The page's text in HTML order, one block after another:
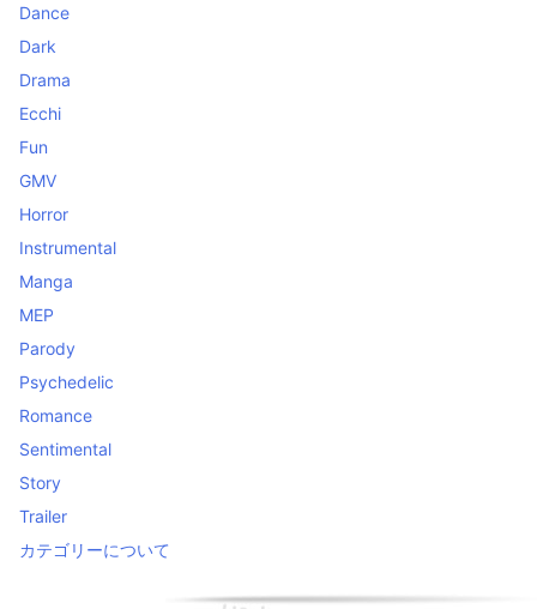
Dance
Dark
Drama
Ecchi
Fun
GMV
Horror
Instrumental
Manga
MEP
Parody
Psychedelic
Romance
Sentimental
Story
Trailer
カテゴリーについて